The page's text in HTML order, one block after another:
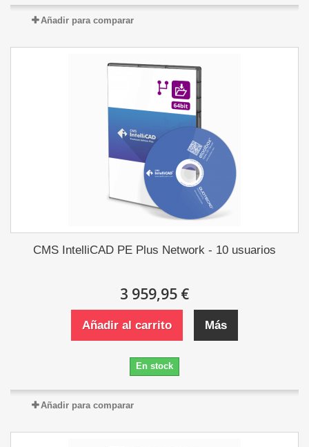
Añadir para comparar
CMS IntelliCAD PE Plus Network - 10 usuarios
3 959,95 €
Añadir al carrito Más
En stock
Añadir para comparar